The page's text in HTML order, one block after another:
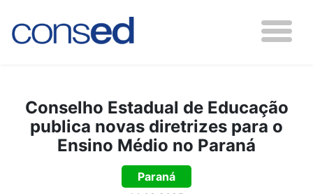
Conselho Estadual de Educação
publica novas diretrizes para o
Ensino Médio no Paraná
Paraná